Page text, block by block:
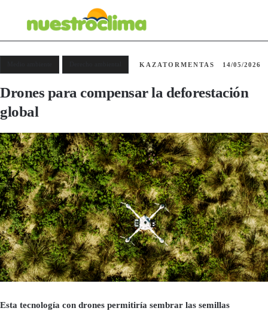
KAZATORMENTAS 14/05/2026
Drones para compensar la deforestación
global
Esta tecnología con drones permitiría sembrar las semillas